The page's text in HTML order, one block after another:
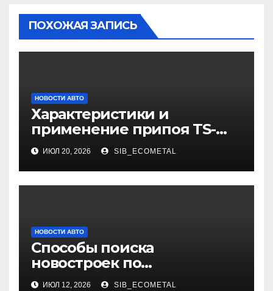
ПОХОЖАЯ ЗАПИСЬ
НОВОСТИ АВТО
Характеристики и
применение припоя TS-
99.35050
ИЮЛ 20, 2026 SIB_ECOMETAL
НОВОСТИ АВТО
Способы поиска
новостроек по
индивидуальным
ИЮЛ 12, 2026 SIB_ECOMETAL